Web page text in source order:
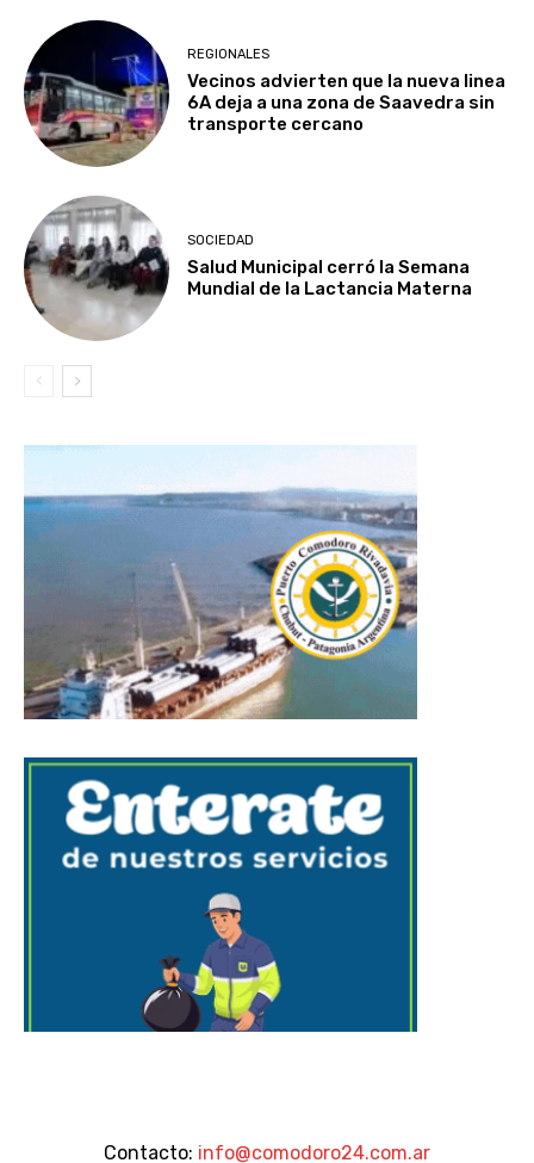
REGIONALES
Vecinos advierten que la nueva linea
6A deja a una zona de Saavedra sin
transporte cercano
SOCIEDAD
Salud Municipal cerró la Semana
Mundial de la Lactancia Materna
Contacto: info@comodoro24.com.ar